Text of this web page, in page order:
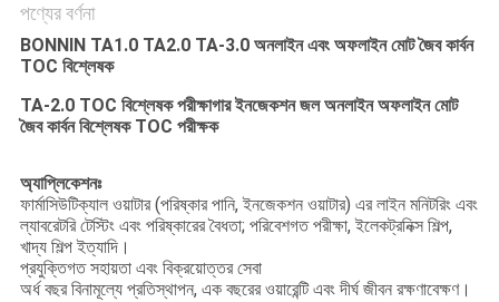
পণ্যের বর্ণনা
BONNIN TA1.0 TA2.0 TA-3.0 অনলাইন এবং অফলাইন মোট জৈব কার্বন
TOC বিশ্লেষক
TA-2.0 TOC বিশ্লেষক পরীক্ষাগার ইনজেকশন জল অনলাইন অফলাইন মোট
জৈব কার্বন বিশ্লেষক TOC পরীক্ষক
অ্যাপ্লিকেশনঃ
ফার্মাসিউটিক্যাল ওয়াটার (পরিষ্কার পানি, ইনজেকশন ওয়াটার) এর লাইন মনিটরিং এবং
ল্যাবরেটরি টেস্টিং এবং পরিষ্কারের বৈধতা; পরিবেশগত পরীক্ষা, ইলেকট্রনিক্স শিল্প,
খাদ্য শিল্প ইত্যাদি।
প্রযুক্তিগত সহায়তা এবং বিক্রয়োত্তর সেবা
অর্ধ বছর বিনামূল্যে প্রতিস্থাপন, এক বছরের ওয়ারেন্টি এবং দীর্ঘ জীবন রক্ষণাবেক্ষণ।